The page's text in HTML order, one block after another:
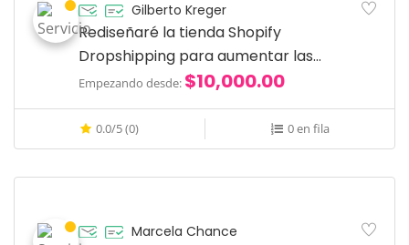
Gilberto Kreger
Rediseñaré la tienda Shopify
Dropshipping para aumentar las
ventas
Empezando desde: $10,000.00
0.0/5 (0) 0 en fila
Marcela Chance